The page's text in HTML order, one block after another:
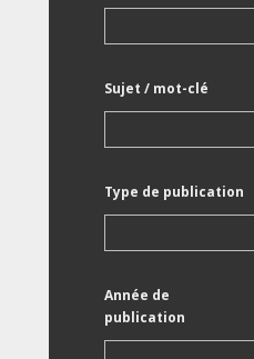
Sujet / mot-clé
Type de publication
Année de
publication